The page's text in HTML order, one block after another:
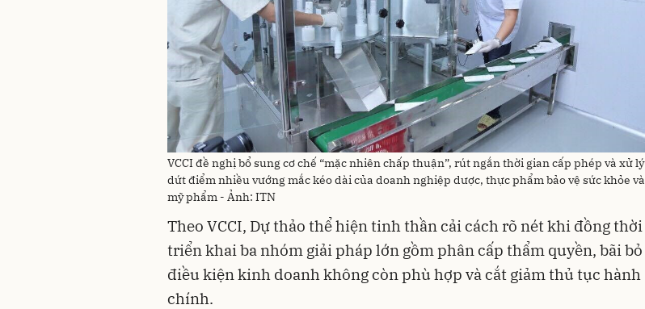
VCCI đề nghị bổ sung cơ chế “mặc nhiên chấp thuận”, rút ngắn thời gian cấp phép và xử lý
dứt điểm nhiều vướng mắc kéo dài của doanh nghiệp dược, thực phẩm bảo vệ sức khỏe và
mỹ phẩm - Ảnh: ITN
Theo VCCI, Dự thảo thể hiện tinh thần cải cách rõ nét khi đồng thời
triển khai ba nhóm giải pháp lớn gồm phân cấp thẩm quyền, bãi bỏ
điều kiện kinh doanh không còn phù hợp và cắt giảm thủ tục hành
chính.